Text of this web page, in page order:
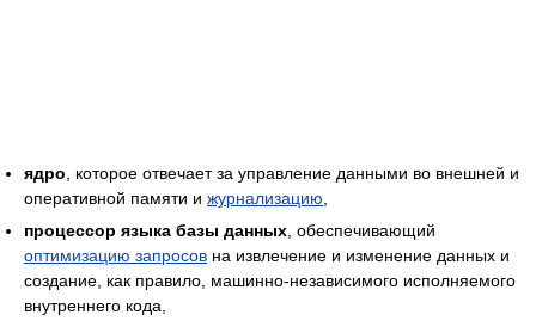
ядро , которое отвечает за управление данными во внешней и
оперативной памяти и журнализацию
процессор языка базы данных , обеспечивающий
оптимизацию запросов на извлечение и изменение данных и
создание, как правило, машинно-независимого исполняемого
внутреннего кода,